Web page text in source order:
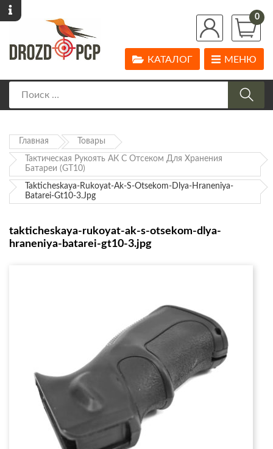
0
МЕНЮ
КАТАЛОГ
Главная Товары
Тактическая Рукоять АК С Отсеком Для Хранения
Батареи (GT10)
Takticheskaya-Rukoyat-Ak-S-Otsekom-Dlya-Hraneniya-
Batarei-Gt10-3.jpg
takticheskaya-rukoyat-ak-s-otsekom-dlya-
hraneniya-batarei-gt10-3.jpg